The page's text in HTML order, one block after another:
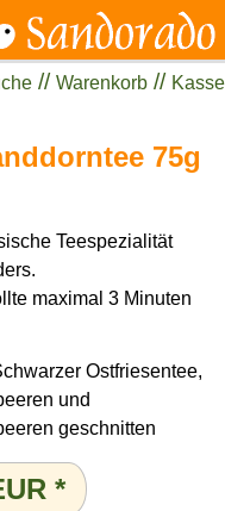
// Warenkorb // Kasse
75g
Teespezialität
maximal 3 Minuten
Ostfriesentee,
und
geschnitten
*